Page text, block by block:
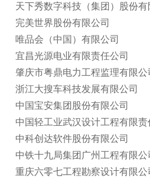
天下秀数字科技（集团）股份有
完美世界股份有限公司
唯品会（中国）有限公司
宜昌光源电业有限责任公司
肇庆市粤鼎电力工程监理有限公
浙江大搜车科技发展有限公司
中国宝安集团股份有限公司
中国轻工业武汉设计工程有限责
中科创达软件股份有限公司
中铁十九局集团广州工程有限公
重庆六零七工程勘察设计有限公